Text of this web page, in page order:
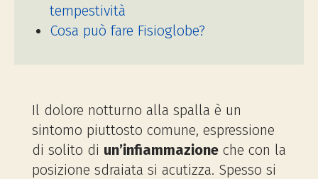
tempestività
Cosa può fare Fisioglobe?
Il dolore notturno alla spalla è un
sintomo piuttosto comune, espressione
di solito di un’infiammazione che con la
posizione sdraiata si acutizza. Spesso si